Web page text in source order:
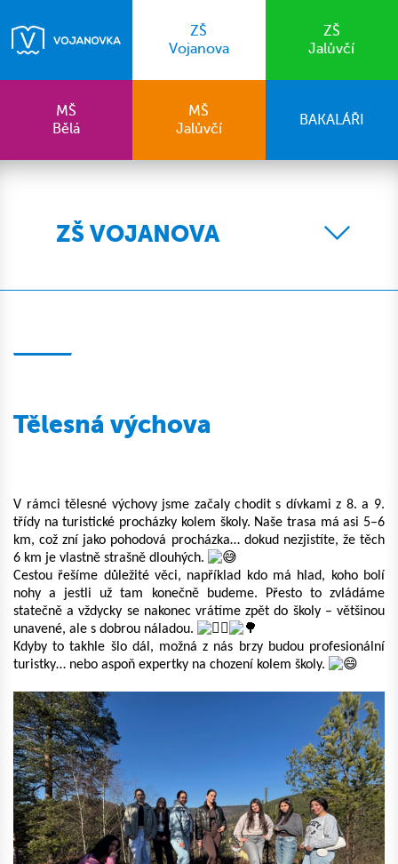
ZŠ
Vojanova
ZŠ
Jalůvčí
MŠ
Bělá
MŠ
Jalůvčí
BAKALÁŘI
ZŠ VOJANOVA
Tělesná výchova
V rámci tělesné výchovy jsme začaly chodit s dívkami z 8. a 9.
třídy na turistické procházky kolem školy. Naše trasa má asi 5–6
km, což zní jako pohodová procházka… dokud nezjistíte, že těch
6 km je vlastně strašně dlouhých.
Cestou řešíme důležité věci, například kdo má hlad, koho bolí
nohy a jestli už tam konečně budeme. Přesto to zvládáme
statečně a vždycky se nakonec vrátíme zpět do školy – většinou
unavené, ale s dobrou náladou.
Kdyby to takhle šlo dál, možná z nás brzy budou profesionální
turistky… nebo aspoň expertky na chození kolem školy.